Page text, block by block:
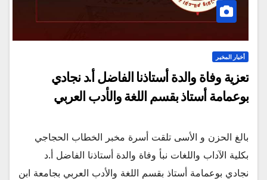
أخبار المخبر
تعزية وفاة والدة أستاذنا الفاضل أ.د نجادي
بوعمامة أستاذ بقسم اللغة والأدب العربي
بالغ الحزن و الأسى تلقت أسرة مخبر الخطاب الحجاجي
بكلية الآداب واللغات نبأ وفاة والدة أستاذنا الفاضل أ.د
نجادي بوعمامة أستاذ بقسم اللغة والأدب العربي بجامعة ابن